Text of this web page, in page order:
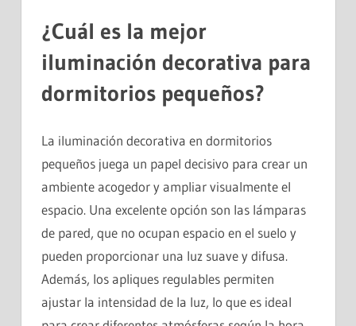
¿Cuál es la mejor
iluminación decorativa para
dormitorios pequeños?
La iluminación decorativa en dormitorios
pequeños juega un papel decisivo para crear un
ambiente acogedor y ampliar visualmente el
espacio. Una excelente opción son las lámparas
de pared, que no ocupan espacio en el suelo y
pueden proporcionar una luz suave y difusa.
Además, los apliques regulables permiten
ajustar la intensidad de la luz, lo que es ideal